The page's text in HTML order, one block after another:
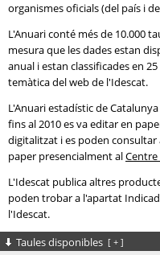
organismes oficials (del país i
L'Anuari conté més de 10.000
mesura que les dades estan
anual i estan classificades en
temàtica del web de l'Idescat.
L'Anuari estadístic de
fins al 2010 es va editar en
digitalitzat i es poden consultar
paper presencialment al
L'Idescat publica altres
poden trobar a l'apartat
l'Idescat.
Taules disponibles [ + ]